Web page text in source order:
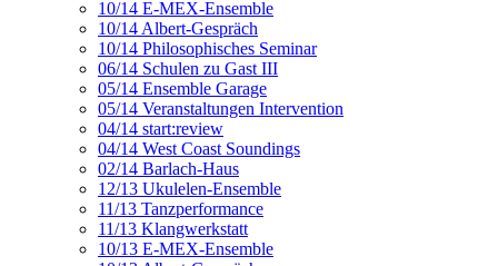
10/14 E-MEX-Ensemble
10/14 Albert-Gespräch
10/14 Philosophisches Seminar
06/14 Schulen zu Gast III
05/14 Ensemble Garage
05/14 Veranstaltungen Intervention
04/14 start:review
04/14 West Coast Soundings
02/14 Barlach-Haus
12/13 Ukulelen-Ensemble
11/13 Tanzperformance
11/13 Klangwerkstatt
10/13 E-MEX-Ensemble